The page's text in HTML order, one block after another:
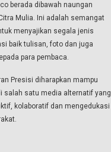
berada dibawah naungan
Mulia. Ini adalah semangat
menyajikan segala jenis
baik tulisan, foto dan juga
para pembaca.
Presisi diharapkan mampu
salah satu media alternatif yang
kolaboratif dan mengedukasi